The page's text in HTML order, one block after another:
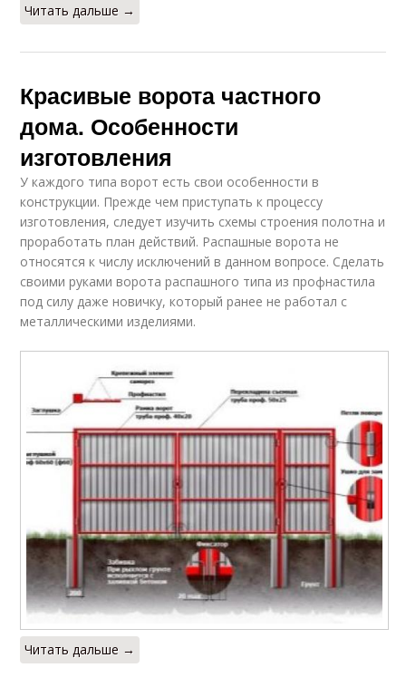
Читать дальше →
Красивые ворота частного
дома. Особенности
изготовления
У каждого типа ворот есть свои особенности в
конструкции. Прежде чем приступать к процессу
изготовления, следует изучить схемы строения полотна и
проработать план действий. Распашные ворота не
относятся к числу исключений в данном вопросе. Сделать
своими руками ворота распашного типа из профнастила
под силу даже новичку, который ранее не работал с
металлическими изделиями.
Читать дальше →